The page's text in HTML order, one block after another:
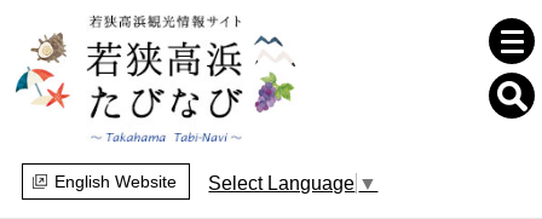
English Website Select Language ▼